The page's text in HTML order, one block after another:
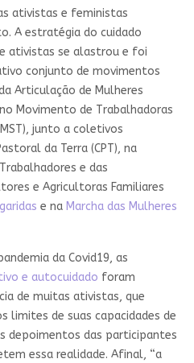
ativistas e feministas
A estratégia do cuidado
ativistas se alastrou e foi
conjunto de movimentos
Articulação de Mulheres
Movimento de Trabalhadoras
junto a coletivos
da Terra (CPT), na
e das
e Agricultoras Familiares
e na Marcha das Mulheres
da Covid19, as
e autocuidado foram
de muitas ativistas, que
limites de suas capacidades de
depoimentos das participantes
essa realidade. Afinal, “a